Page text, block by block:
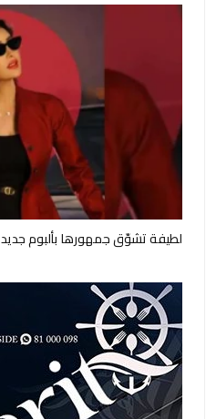
لطيفة تشوّق جمهورها بألبوم جديد